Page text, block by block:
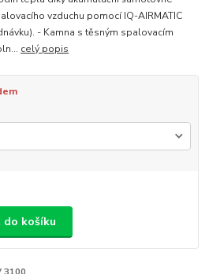
vzduchu pomocí IQ-AIRMATIC
- Kamna s těsným spalovacím
celý popis
do košíku